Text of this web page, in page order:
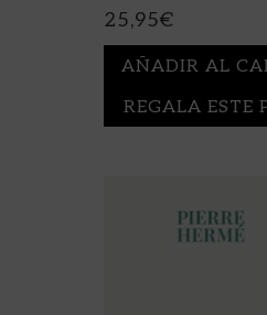
25,95€
AÑADIR AL
REGALA ESTE